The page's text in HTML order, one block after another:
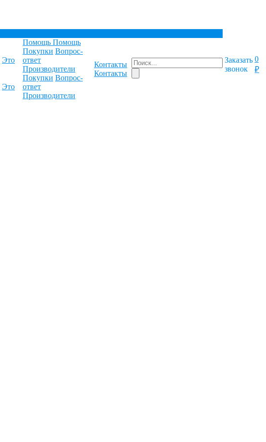
Это
Это
Помощь Помощь
Покупки Вопрос-
ответ
Производители
Покупки Вопрос-
ответ
Производители
Контакты
Контакты
Заказать
звонок
0
₽